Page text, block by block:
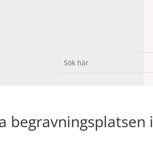
begravningsplatsen i